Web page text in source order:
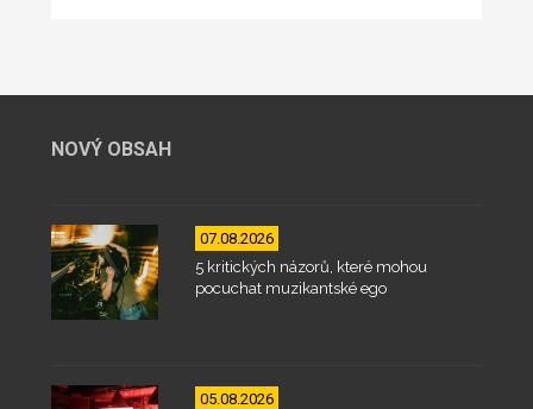
NOVÝ OBSAH
07.08.2026
5 kritických názorů, které mohou
pocuchat muzikantské ego
05.08.2026